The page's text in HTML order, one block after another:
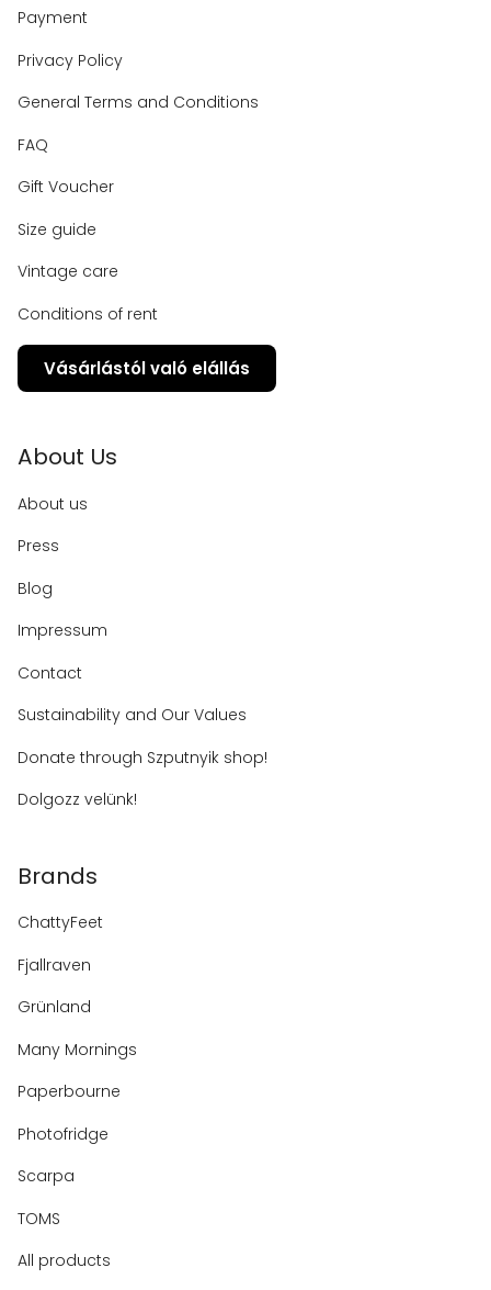
Payment
Privacy Policy
General Terms and Conditions
FAQ
Gift Voucher
Size guide
Vintage care
Conditions of rent
Vásárlástól való elállás
About Us
About us
Press
Blog
Impressum
Contact
Sustainability and Our Values
Donate through Szputnyik shop!
Dolgozz velünk!
Brands
ChattyFeet
Fjallraven
Grünland
Many Mornings
Paperbourne
Photofridge
Scarpa
TOMS
All products